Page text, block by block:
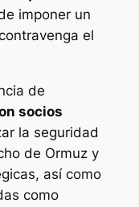
imponer un
el
de
socios
la seguridad
de Ormuz y
así como
como